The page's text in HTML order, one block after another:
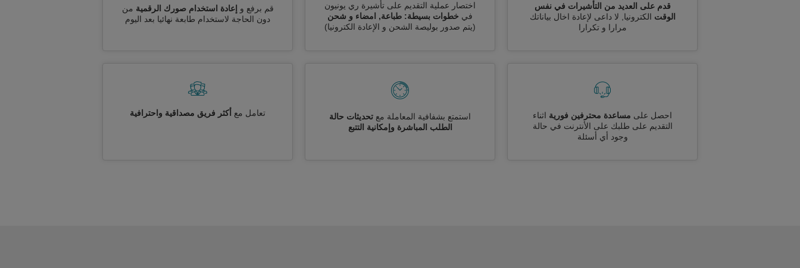
قدم على العديد من التأشيرات في نفس
الوقت الكترونيا, لا داعى لإعادة اخال بياناتك
مرارا و تكرارا
اختصار عملية التقديم على تأشيرة ري يونيون
في خطوات بسيطة: طباعة, امضاء و شحن
(يتم صدور بوليصة الشحن و الإعادة الكترونيا)
قم برفع و إعادة استخدام صورك الرقمية من
دون الحاجة لاستخدام طابعة نهائيا بعد اليوم
احصل على مساعدة محترفين فورية اثناء
التقديم على طلبك على الأنترنت في حالة
وجود أي أسئلة
استمتع بشفافية المعاملة مع تحديثات حالة
الطلب المباشرة وإمكانية التتبع
تعامل مع أكثر فريق مصداقية واحترافية